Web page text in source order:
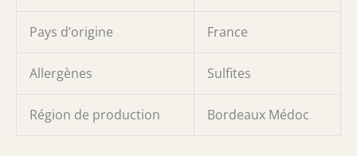
Pays d’origine France
Allergènes Sulfites
Région de production Bordeaux Médoc